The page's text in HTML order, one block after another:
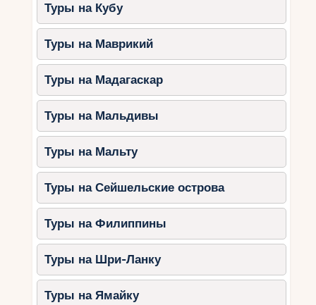
Туры на Кубу
Туры на Маврикий
Туры на Мадагаскар
Туры на Мальдивы
Туры на Мальту
Туры на Сейшельские острова
Туры на Филиппины
Туры на Шри-Ланку
Туры на Ямайку